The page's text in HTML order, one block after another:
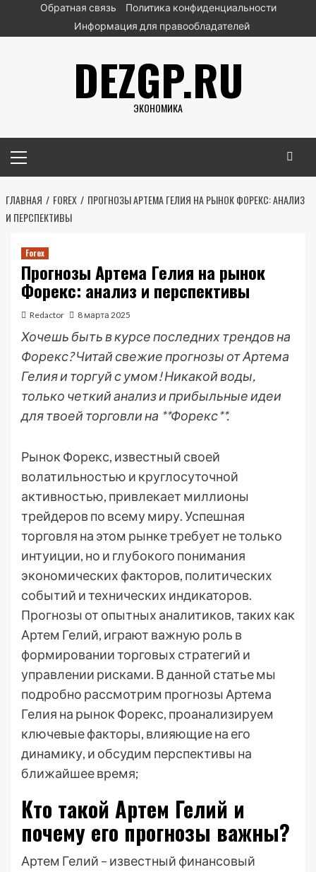
ПерейтиОбратная связь
Политика конфиденциальности
Информация для правообладателей
DEZGP.RU
ЭКОНОМИКА
меню
ГЛАВНАЯ FOREX
ПРОГНОЗЫ АРТЕМА ГЕЛИЯ НА РЫНОК ФОРЕКС: АНАЛИЗ
И ПЕРСПЕКТИВЫ
Forex
Прогнозы Артема Гелия на рынок
Форекс: анализ и перспективы
Redactor 8 марта 2025
Хочешь быть в курсе последних трендов на
Форекс? Читай свежие прогнозы от Артема
Гелия и торгуй с умом! Никакой воды,
только четкий анализ и прибыльные идеи
для твоей торговли на **Форекс**.
Рынок Форекс, известный своей
волатильностью и круглосуточной
активностью, привлекает миллионы
трейдеров по всему миру. Успешная
торговля на этом рынке требует не только
интуиции, но и глубокого понимания
экономических факторов, политических
событий и технических индикаторов.
Прогнозы от опытных аналитиков, таких как
Артем Гелий, играют важную роль в
формировании торговых стратегий и
управлении рисками. В данной статье мы
подробно рассмотрим прогнозы Артема
Гелия на рынок Форекс, проанализируем
ключевые факторы, влияющие на его
динамику, и обсудим перспективы на
ближайшее время;
Кто такой Артем Гелий и
почему его прогнозы важны?
Артем Гелий – известный финансовый